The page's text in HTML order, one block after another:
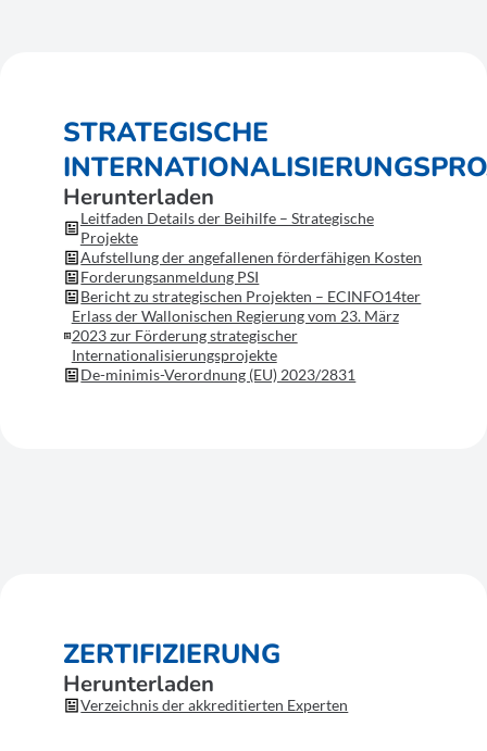
STRATEGISCHE
Herunterladen
Leitfaden Details der Beihilfe – Strategische
Projekte
Aufstellung der angefallenen förderfähigen Kosten
Forderungsanmeldung PSI
Bericht zu strategischen Projekten – ECINFO14ter
Erlass der Wallonischen Regierung vom 23. März
2023 zur Förderung strategischer
Internationalisierungsprojekte
De-minimis-Verordnung (EU) 2023/2831
ZERTIFIZIERUNG
Herunterladen
Verzeichnis der akkreditierten Experten